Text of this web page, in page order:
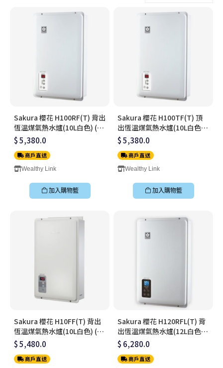
Sakura 櫻花 H100RF(T) 背出
恆溫煤氣熱水爐(10L白色) (連
標準安裝)
$ 5,380.0
商戶直送
Wealthy Link
加入購物籃
Sakura 櫻花 H100TF(T) 頂
出恆溫煤氣熱水爐(10L白色)
(連標準安裝)
$ 5,380.0
商戶直送
Wealthy Link
加入購物籃
Sakura 櫻花 H10FF(T) 背出
恆溫煤氣熱水爐(10L白色) (連
標準安裝)
$ 5,480.0
商戶直送
Sakura 櫻花 H120RFL(T) 背
出恆溫煤氣熱水爐(12L白色)
(連標準安裝)
$ 6,280.0
商戶直送